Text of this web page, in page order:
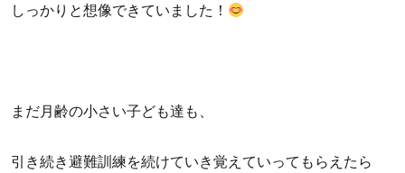
しっかりと想像できていました！
まだ月齢の小さい子ども達も、
引き続き避難訓練を続けていき覚えていってもらえたら